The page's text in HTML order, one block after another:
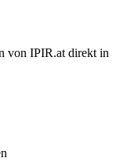
von IPIR.at direkt in